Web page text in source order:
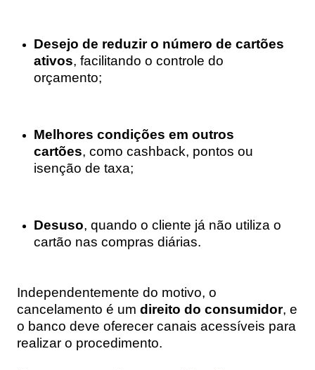
Desejo de reduzir o número de cartões
ativos, facilitando o controle do
orçamento;
Melhores condições em outros
cartões, como cashback, pontos ou
isenção de taxa;
Desuso, quando o cliente já não utiliza o
cartão nas compras diárias.
Independentemente do motivo, o
cancelamento é um direito do consumidor, e
o banco deve oferecer canais acessíveis para
realizar o procedimento.